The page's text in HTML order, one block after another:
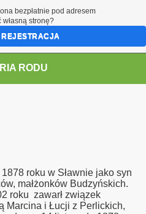
RODU
roku w Sławnie jako syn
małżonków Budzyńskich.
roku zawarł związek
Marcina i Łucji z Perlickich,
bezpłatnie pod adresem
własną stronę?
REJESTRACJA